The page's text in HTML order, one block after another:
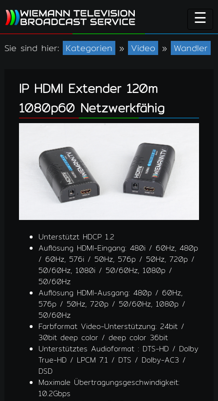
☰
Sie sind hier: Kategorien » Video » Wandler
IP HDMI Extender 120m
1080p60 Netzwerkfähig
Unterstützt HDCP 1.2
Auflösung HDMI-Eingang: 480i / 60Hz, 480p
/ 60Hz, 576i / 50Hz, 576p / 50Hz, 720p /
50/60Hz, 1080i / 50/60Hz, 1080p /
50/60Hz
Auflösung HDMI-Ausgang: 480p / 60Hz,
576p / 50Hz, 720p / 50/60Hz, 1080p /
50/60Hz
Farbformat Video-Unterstützung: 24bit /
30bit deep color / deep color 36bit
Unterstütztes Audioformat : DTS-HD / Dolby
True-HD / LPCM 7.1 / DTS / Dolby-AC3 /
DSD
Maximale Übertragungsgeschwindigkeit:
10.2Gbps